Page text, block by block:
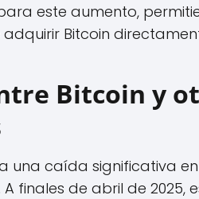
este aumento,
Bitcoin
Bitcoin y
una caída significativa
A finales de abril de